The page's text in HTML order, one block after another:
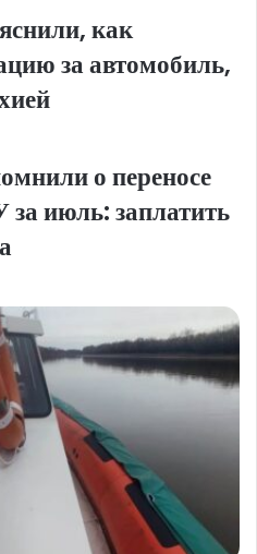
как
за автомобиль,
о переносе
июль: заплатить